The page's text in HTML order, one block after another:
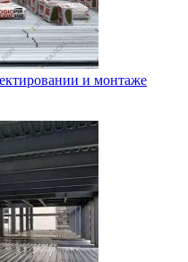
и монтаже